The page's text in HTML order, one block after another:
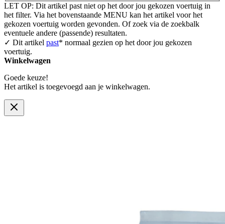
LET OP: Dit artikel past niet op het door jou gekozen voertuig in
het filter. Via het bovenstaande MENU kan het artikel voor het
gekozen voertuig worden gevonden. Of zoek via de zoekbalk
eventuele andere (passende) resultaten.
✓ Dit artikel past* normaal gezien op het door jou gekozen
voertuig.
Winkelwagen
Goede keuze!
Het artikel is toegevoegd aan je winkelwagen.